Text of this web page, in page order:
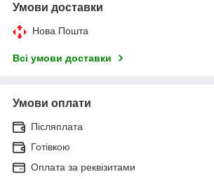
Умови доставки
Нова Пошта
Всі умови доставки
Умови оплати
Післяплата
Готівкою
Оплата за реквізитами